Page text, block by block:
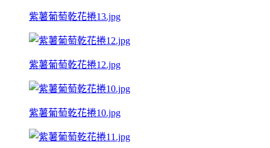
紫薯葡萄乾花捲13.jpg
紫薯葡萄乾花捲12.jpg
紫薯葡萄乾花捲10.jpg